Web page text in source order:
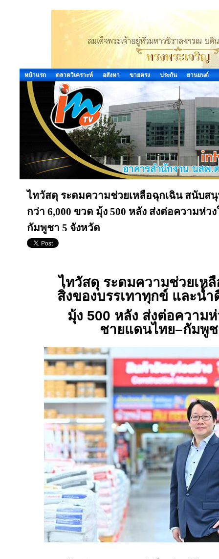
หน้าแรก ตลาดวิเคราะห์ อสังหา ขายตรง ประกัน ยานยนต์
ไทวัสดุ ระดมความช่วยเหลือฉุกเฉิน สนับส
กว่า 6,000 ขวด มุ้ง 500 หลัง ส่งต่อความห่
กัมพูชา 5 จังหวัด
ไทวัสดุ ระดมความช่วยเห
สิ่งของบรรเทาทุกข์ และน้ำ
มุ้ง 500 หลัง ส่งต่อความ
ชายแดนไทย–กัมพู